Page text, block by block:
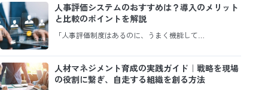
人事評価システムのおすすめは？導入のメリット
と比較のポイントを解説
「人事評価制度はあるのに、うまく機能して…
人材マネジメント育成の実践ガイド｜戦略を現場
の役割に繋ぎ、自走する組織を創る方法